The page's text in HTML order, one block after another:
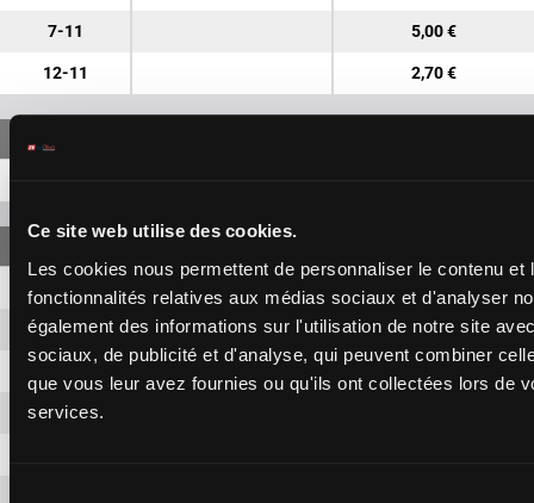
Ce site web utilise des cookies.
Les cookies nous permettent de personnaliser le contenu
fonctionnalités relatives aux médias sociaux et d'analyser
également des informations sur l'utilisation de notre site
sociaux, de publicité et d'analyse, qui peuvent combiner
que vous leur avez fournies ou qu'ils ont collectées lors de
services.
7-11 5,00 €
12-11 2,70 €
7-12
7-11 1,90 €
1,90 €
12-11